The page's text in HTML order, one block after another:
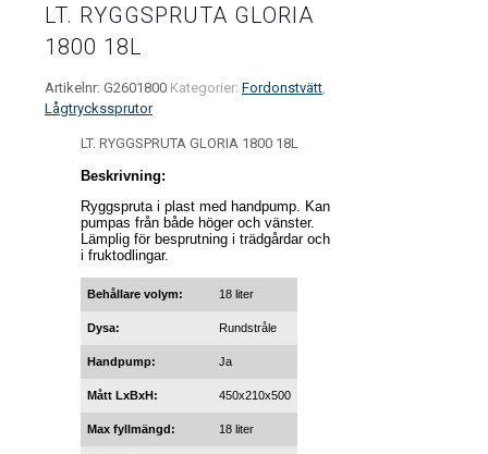
LT. RYGGSPRUTA GLORIA
1800 18L
Artikelnr: G2601800 Kategorier: Fordonstvätt
Lågtryckssprutor
LT. RYGGSPRUTA GLORIA 1800 18L
Beskrivning:
Ryggspruta i plast med handpump. Kan
pumpas från både höger och vänster.
Lämplig för besprutning i trädgårdar och
i fruktodlingar.
Behållare volym: 18 liter
Dysa: Rundstråle
Handpump: Ja
Mått LxBxH: 450x210x500
Max fyllmängd: 18 liter